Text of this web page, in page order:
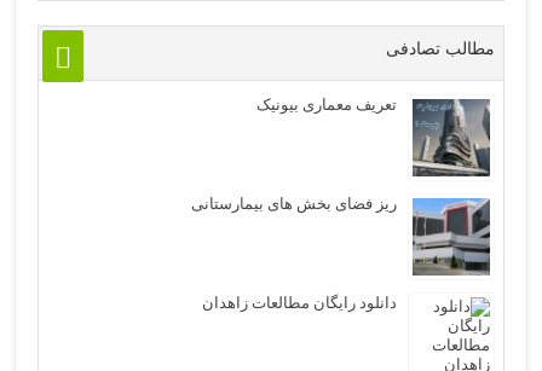
مطالب تصادفی
تعریف معماری بیونیک
ریز فضای بخش های بیمارستانی
دانلود رایگان مطالعات زاهدان